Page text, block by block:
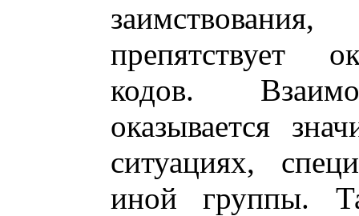
препятствует
кодов.
оказывается
ситуациях,
иной группы.